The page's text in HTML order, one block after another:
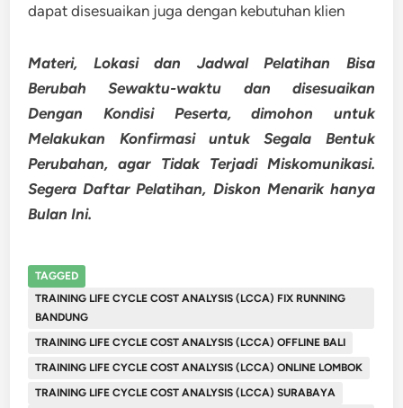
dapat disesuaikan juga dengan kebutuhan klien
Materi, Lokasi dan Jadwal Pelatihan Bisa
Berubah Sewaktu-waktu dan disesuaikan
Dengan Kondisi Peserta, dimohon untuk
Melakukan Konfirmasi untuk Segala Bentuk
Perubahan, agar Tidak Terjadi Miskomunikasi.
Segera Daftar Pelatihan, Diskon Menarik hanya
Bulan Ini.
TAGGED
TRAINING LIFE CYCLE COST ANALYSIS (LCCA) FIX RUNNING
BANDUNG
TRAINING LIFE CYCLE COST ANALYSIS (LCCA) OFFLINE BALI
TRAINING LIFE CYCLE COST ANALYSIS (LCCA) ONLINE LOMBOK
TRAINING LIFE CYCLE COST ANALYSIS (LCCA) SURABAYA